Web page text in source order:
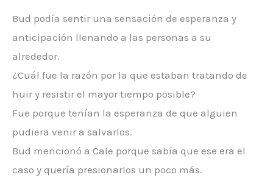
Bud podía sentir una sensación de esperanza y
anticipación llenando a las personas a su
alrededor.
¿Cuál fue la razón por la que estaban tratando de
huir y resistir el mayor tiempo posible?
Fue porque tenían la esperanza de que alguien
pudiera venir a salvarlos.
Bud mencionó a Cale porque sabía que ese era el
caso y quería presionarlos un poco más.